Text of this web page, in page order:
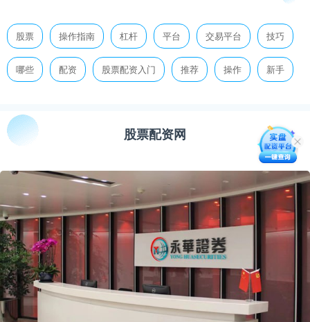
股票 操作指南 杠杆 平台 交易平台 技巧
哪些 配资 股票配资入门 推荐 操作 新手
股票配资网